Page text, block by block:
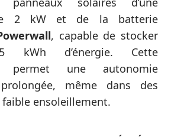
2 kW et de la batterie
, capable de stocker
kWh d’énergie. Cette
permet une autonomie
même dans des
ensoleillement.